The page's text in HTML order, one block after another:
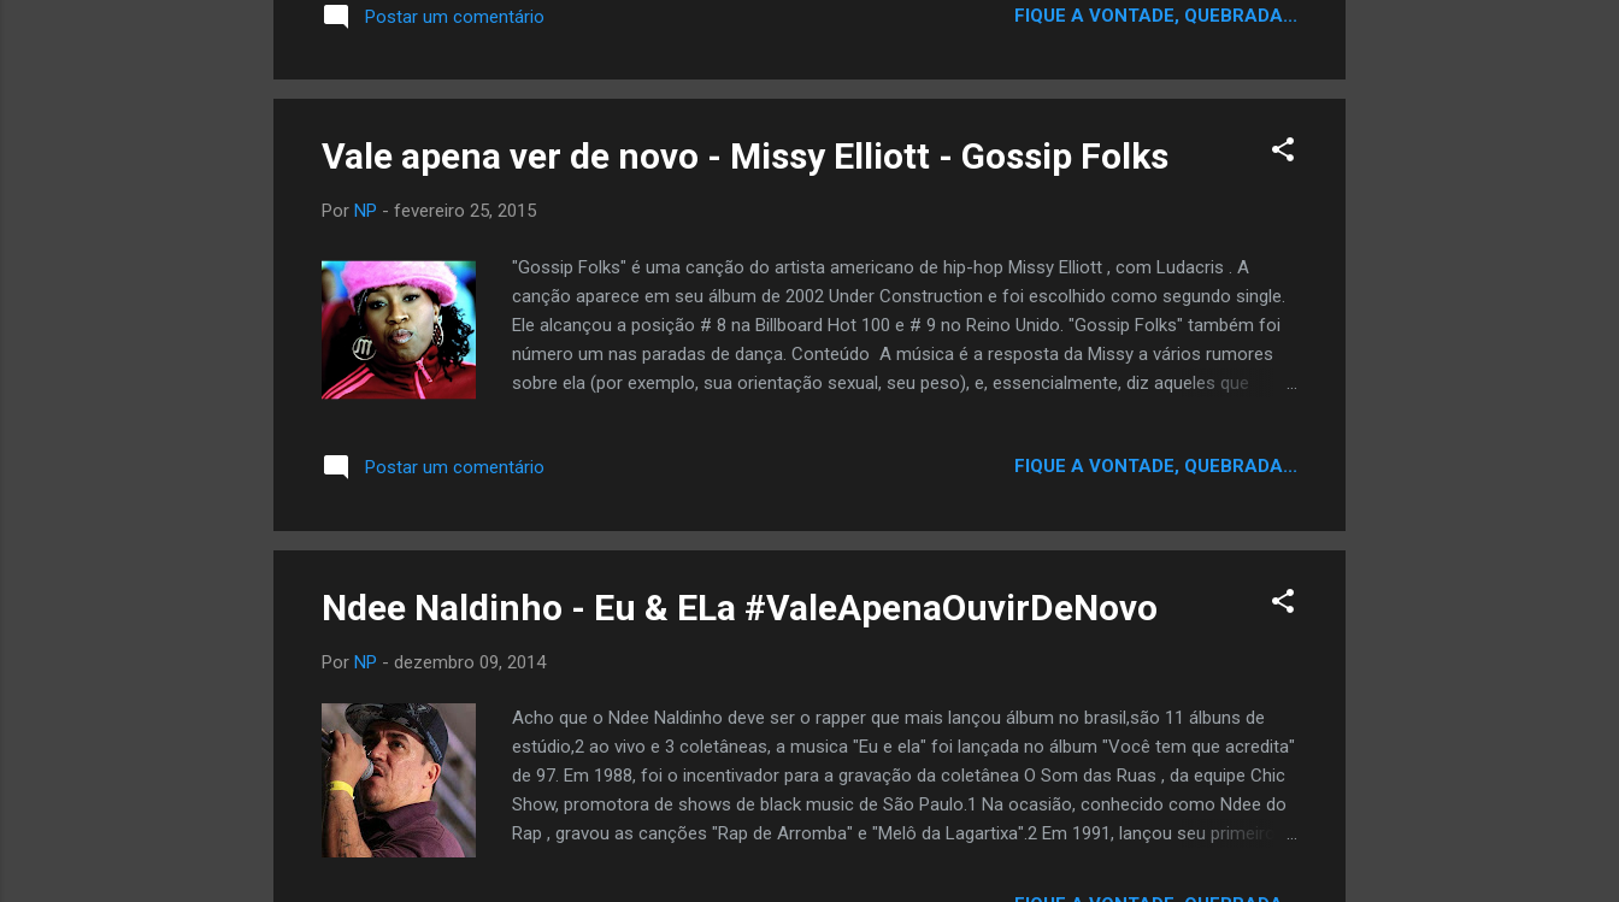
música foi dirigido por Hype Williams e apresenta Mack vestindo uma Tampa Bay Lightning jersey. [
desempenho nos 37 prêmios Grammy em 1995, perdendo para " UNITY "por Queen Latifah . A
canção apareceu no 10º aniversário de Bad Boy ... The Hit...
Postar um comentário FIQUE A VONTADE, QUEBRADA...
Vale apena ver de novo - Missy Elliott - Gossip Folks
Por NP - fevereiro 25, 2015
"Gossip Folks" é uma canção do artista americano de hip-hop Missy Elliott , com Ludacris . A
canção aparece em seu álbum de 2002 Under Construction e foi escolhido como segundo single.
Ele alcançou a posição # 8 na Billboard Hot 100 e # 9 no Reino Unido. "Gossip Folks" também foi
número um nas paradas de dança. Conteúdo A música é a resposta da Missy a vários rumores
sobre ela (por exemplo, sua orientação sexual, seu peso), e, essencialmente, diz aqueles que
de "Gossip Folks" foi dirigido por Dave Meyers . Todo o vídeo tem lugar em uma escola onde todos
quando os alunos começam a anunciar sua entrada e começar a começar a rumores sobre ela....
Postar um comentário FIQUE A VONTADE, QUEBRADA...
Ndee Naldinho - Eu & ELa #ValeApenaOuvirDeNovo
Por NP - dezembro 09, 2014
Acho que o Ndee Naldinho deve ser o rapper que mais lançou álbum no brasil,são 11 álbuns de
estúdio,2 ao vivo e 3 coletâneas, a musica "Eu e ela" foi lançada no álbum "Você tem que acredita"
de 97. Em 1988, foi o incentivador para a gravação da coletânea O Som das Ruas , da equipe Chic
Show, promotora de shows de black music de São Paulo.1 Na ocasião, conhecido como Ndee do
Rap , gravou as canções "Rap de Arromba" e "Melô da Lagartixa".2 Em 1991, lançou seu primeiro